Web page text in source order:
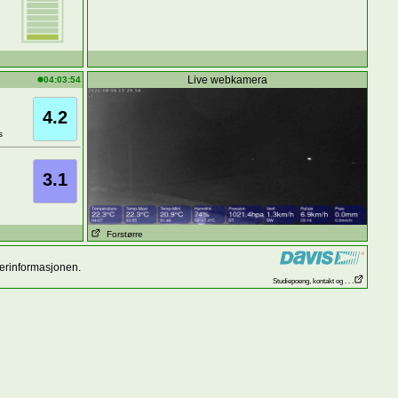
04:03:54
4.2
3.1
Live webkamera
Forstørre
Studiepoeng, kontakt og . . .